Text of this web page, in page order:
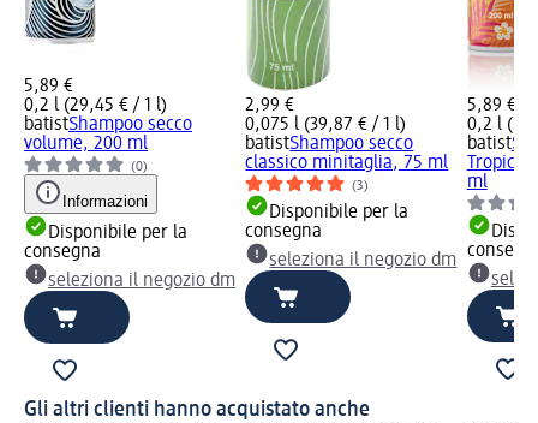
5,89 €
0,2 l (29,45 € / 1 l)
batistShampoo secco
volume, 200 ml
(0)
Informazioni
Disponibile per la
consegna
seleziona il negozio dm
2,99 €
0,075 l (39,87 € / 1 l)
batistShampoo secco
classico minitaglia, 75 ml
(3)
Disponibile per la
consegna
seleziona il negozio dm
5,89 €
0,2 l
batist
Tropical
ml
Gli altri clienti hanno acquistato anche